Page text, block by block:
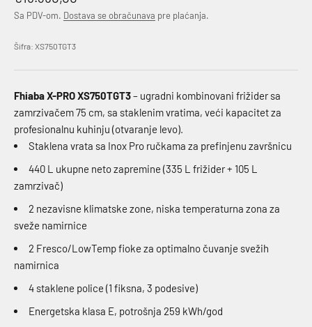
Sa PDV-om. Dostava se obračunava pre plaćanja.
Šifra: XS750TGT3
Fhiaba X-PRO XS750TGT3– ugradni kombinovani frižider sa
zamrzivačem 75 cm, sa staklenim vratima, veći kapacitet za
profesionalnu kuhinju (otvaranje levo).
Staklena vrata sa Inox Pro ručkama za prefinjenu završnicu
440 L ukupne neto zapremine (335 L frižider + 105 L
zamrzivač)
2 nezavisne klimatske zone, niska temperaturna zona za
sveže namirnice
2 Fresco/LowTemp fioke za optimalno čuvanje svežih
namirnica
4 staklene police (1 fiksna, 3 podesive)
Energetska klasa E, potrošnja 259 kWh/god